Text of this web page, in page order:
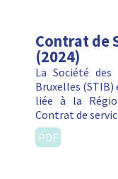
Contrat de
(2024)
La Société des
Bruxelles
liée à la
Contrat de
PDF